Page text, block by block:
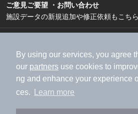
By using our services, you agree
our partners use cookies to
ng and enhance your experience
ces.
Learn more
ご意見ご要望 ・お問い合わせ
施設データの新規追加や修正依頼もこち
加盟店募集（資料請求）
広
利用規約
ライフスタイル
特定商取引法に基づく表記
ヘ
運営会社